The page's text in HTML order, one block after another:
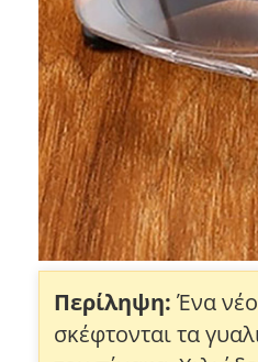
Περίληψη: Ένα
σκέφτονται τα